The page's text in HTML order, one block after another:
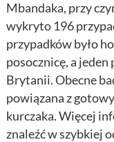
Mbandaka, przy
wykryto 196
przypadków było
posocznicę, a
Brytanii. Obecne
powiązana z
kurczaka. Więcej
znaleźć w szybkiej